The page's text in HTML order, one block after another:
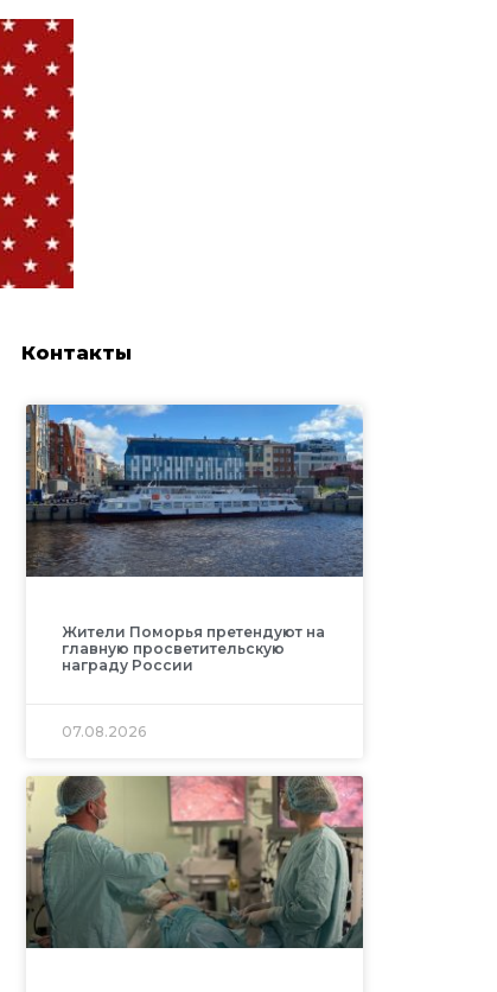
Контакты
Жители Поморья претендуют на
главную просветительскую
награду России
07.08.2026